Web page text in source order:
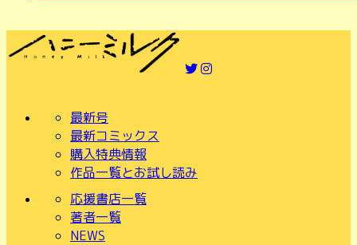
最新号
最新コミックス
購入特典情報
作品一覧とお試し読み
応援書店一覧
著者一覧
NEWS